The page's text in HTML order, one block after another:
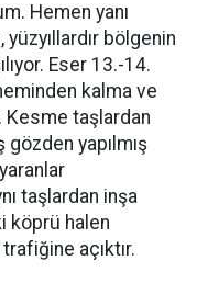
Hemen yanı
bölgenin
Eser 13.-14.
kalma ve
Kesme taşlardan
yapılmış
taşlardan inşa
köprü halen
açıktır.